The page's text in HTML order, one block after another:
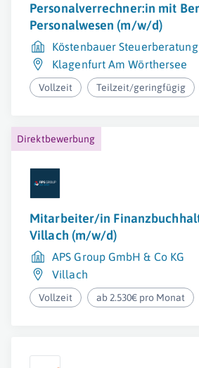
Personalverrechner:in mit
Personalwesen (m/w/d)
Köstenbauer Steuerberatung
Klagenfurt Am Wörthersee
Vollzeit Teilzeit/geringfügig
Direktbewerbung
Mitarbeiter/in
Villach (m/w/d)
APS Group GmbH & Co KG
Villach
Vollzeit ab 2.530€ pro Monat